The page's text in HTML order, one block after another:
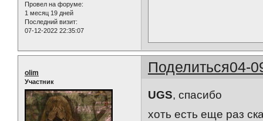
Провел на форуме:
1 месяц 19 дней
Последний визит:
07-12-2022 22:35:07
Поделиться04-
olim
Участник
UGS, спасибо
хоть есть еще раз